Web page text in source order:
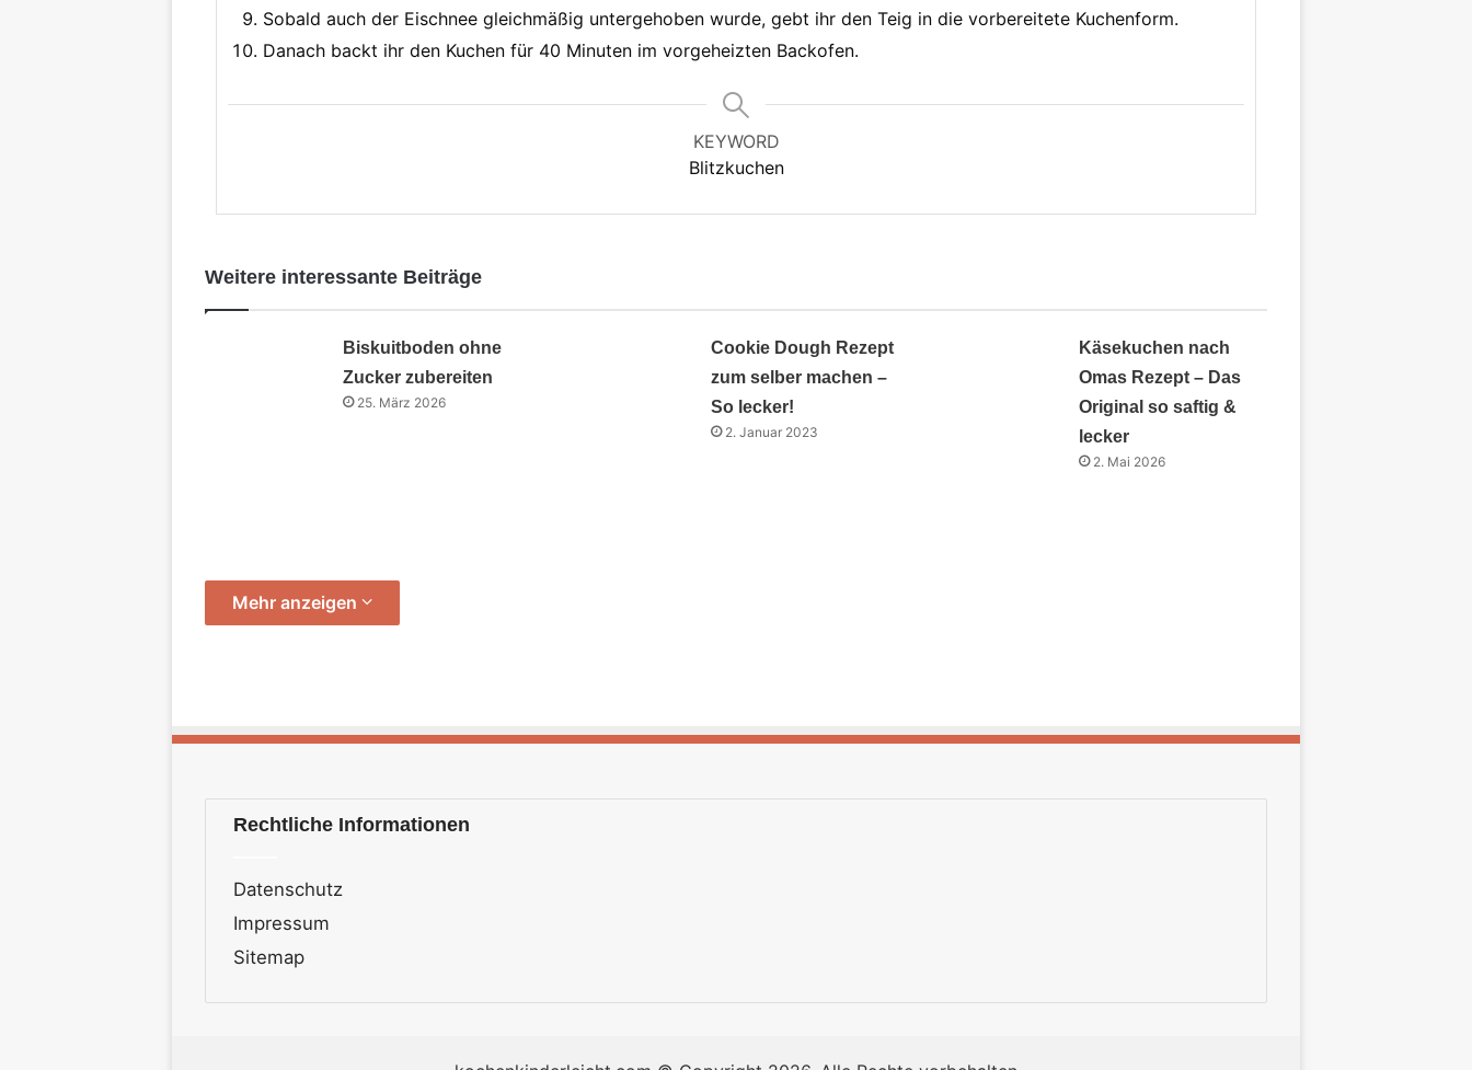
Sobald auch der Eischnee gleichmäßig untergehoben wurde, gebt ihr den Teig in die vorbereitete Kuchenform.
Danach backt ihr den Kuchen für 40 Minuten im vorgeheizten Backofen.
KEYWORD
Blitzkuchen
Weitere interessante Beiträge
Biskuitboden ohne
Zucker zubereiten
25. März 2026
Cookie Dough Rezept
zum selber machen –
So lecker!
2. Januar 2023
Käsekuchen nach
Omas Rezept – Das
Original so saftig &
lecker
2. Mai 2026
Mehr anzeigen
Rechtliche Informationen
Datenschutz
Impressum
Sitemap